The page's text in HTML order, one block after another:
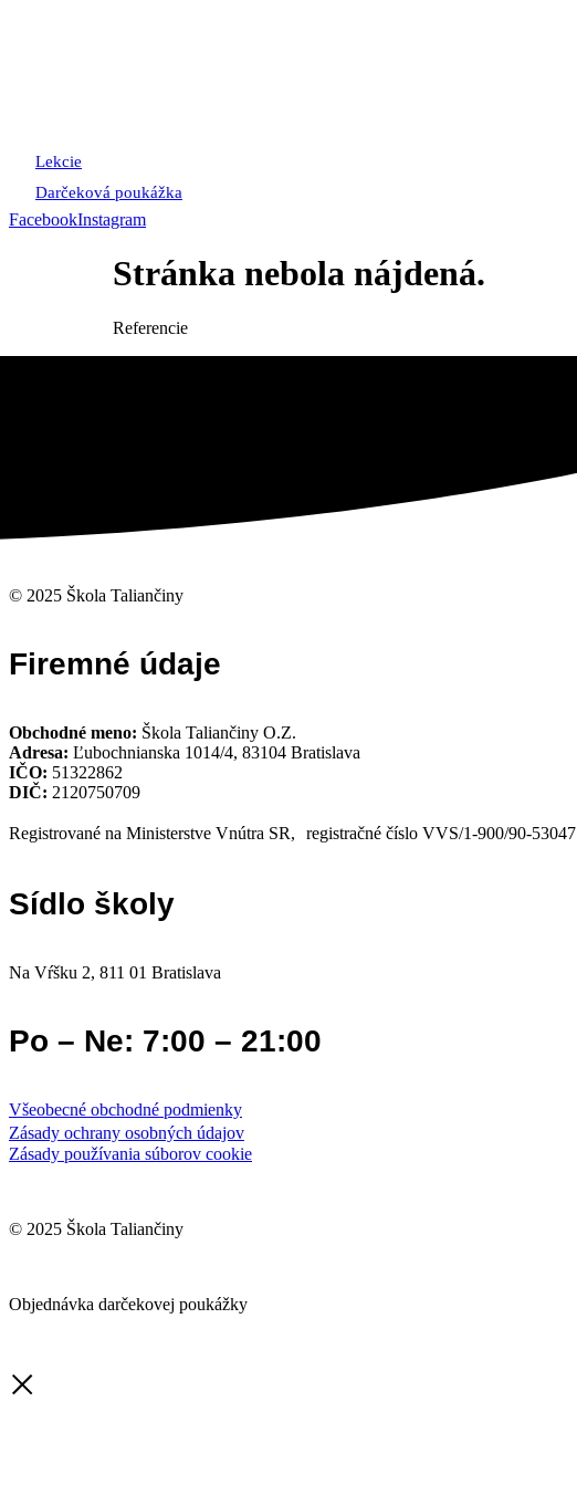
Lekcie
Darčeková poukážka
FacebookInstagram
Stránka nebola nájdená.
Referencie
© 2025 Škola Taliančiny
Firemné údaje
Obchodné meno: Škola Taliančiny O.Z.
Adresa: Ľubochnianska 1014/4, 83104 Bratislava
IČO: 51322862
DIČ: 2120750709
Registrované na Ministerstve Vnútra SR, registračné číslo VVS/1-900/90-53047
Sídlo školy
Na Vŕšku 2, 811 01 Bratislava
Po – Ne: 7:00 – 21:00
Všeobecné obchodné podmienky
Zásady ochrany osobných údajov
Zásady používania súborov cookie
© 2025 Škola Taliančiny
Objednávka darčekovej poukážky